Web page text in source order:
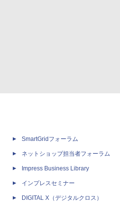
SmartGridフォーラム
ネットショップ担当者フォーラム
Impress Business Library
インプレスセミナー
DIGITAL X（デジタルクロス）